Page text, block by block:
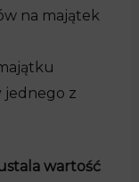
na majątek
jednego z
wartość